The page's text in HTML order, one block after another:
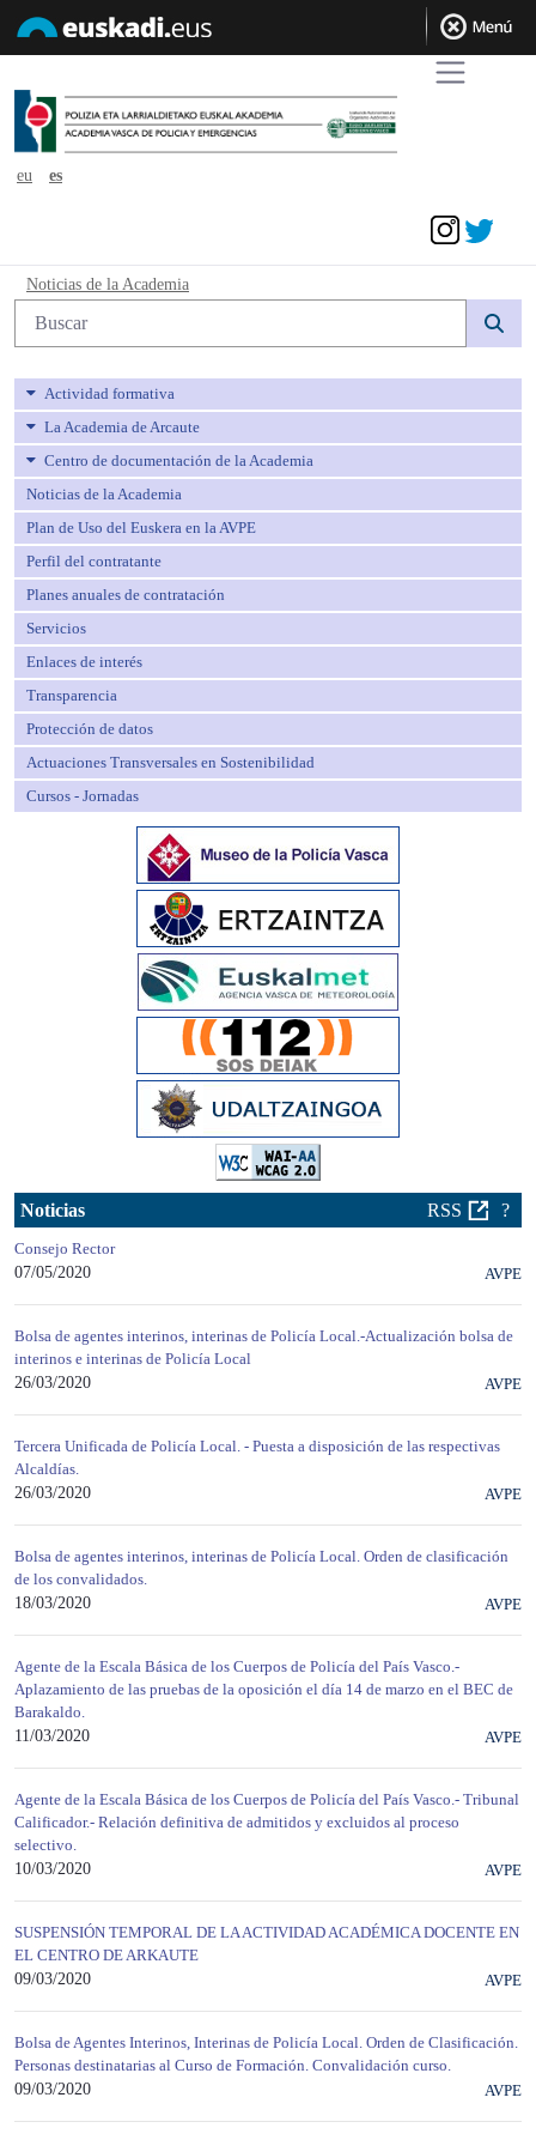
eu
es
Noticias de la Academia - avpe
Noticias de la Academia
Búsqueda web
Actividad formativa
La Academia de Arcaute
Centro de documentación de la Academia
Noticias de la Academia
Plan de Uso del Euskera en la AVPE
Perfil del contratante
Planes anuales de contratación
Servicios
Enlaces de interés
Transparencia
Protección de datos
Actuaciones Transversales en Sostenibilidad
Cursos - Jornadas
Noticias RSS ?
Consejo Rector
07/05/2020
AVPE
Bolsa de agentes interinos, interinas de Policía Local.-Actualización bolsa de
interinos e interinas de Policía Local
26/03/2020
AVPE
Tercera Unificada de Policía Local. - Puesta a disposición de las respectivas
Alcaldías.
26/03/2020
AVPE
Bolsa de agentes interinos, interinas de Policía Local. Orden de clasificación
de los convalidados.
18/03/2020
AVPE
Agente de la Escala Básica de los Cuerpos de Policía del País Vasco.-
Aplazamiento de las pruebas de la oposición el día 14 de marzo en el BEC de
Barakaldo.
11/03/2020
AVPE
Agente de la Escala Básica de los Cuerpos de Policía del País Vasco.- Tribunal
Calificador.- Relación definitiva de admitidos y excluidos al proceso
selectivo.
10/03/2020
AVPE
SUSPENSIÓN TEMPORAL DE LA ACTIVIDAD ACADÉMICA DOCENTE EN
EL CENTRO DE ARKAUTE
09/03/2020
AVPE
Bolsa de Agentes Interinos, Interinas de Policía Local. Orden de Clasificación.
Personas destinatarias al Curso de Formación. Convalidación curso.
09/03/2020
AVPE